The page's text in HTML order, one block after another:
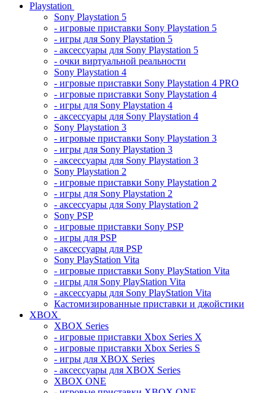
Playstation
Sony Playstation 5
- игровые приставки Sony Playstation 5
- игры для Sony Playstation 5
- аксессуары для Sony Playstation 5
- очки виртуальной реальности
Sony Playstation 4
- игровые приставки Sony Playstation 4 PRO
- игровые приставки Sony Playstation 4
- игры для Sony Playstation 4
- аксессуары для Sony Playstation 4
Sony Playstation 3
- игровые приставки Sony Playstation 3
- игры для Sony Playstation 3
- аксессуары для Sony Playstation 3
Sony Playstation 2
- игровые приставки Sony Playstation 2
- игры для Sony Playstation 2
- аксессуары для Sony Playstation 2
Sony PSP
- игровые приставки Sony PSP
- игры для PSP
- аксессуары для PSP
Sony PlayStation Vita
- игровые приставки Sony PlayStation Vita
- игры для Sony PlayStation Vita
- аксессуары для Sony PlayStation Vita
Кастомизированные приставки и джойстики
XBOX
XBOX Series
- игровые приставки Xbox Series X
- игровые приставки Xbox Series S
- игры для XBOX Series
- аксессуары для XBOX Series
XBOX ONE